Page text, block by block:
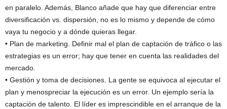
en paralelo. Además, Blanco añade que hay que diferenciar entre
diversificación vs. dispersión, no es lo mismo y depende de cómo
vaya tu negocio y a dónde quieras llegar.
• Plan de marketing. Definir mal el plan de captación de tráfico o las
estrategias es un error; hay que tener en cuenta las realidades del
mercado.
• Gestión y toma de decisiones. La gente se equivoca al ejecutar el
plan y menospreciar la ejecución es un error. Un ejemplo sería la
captación de talento. El líder es imprescindible en el arranque de la